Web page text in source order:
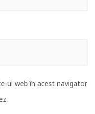
ul web în acest navigator